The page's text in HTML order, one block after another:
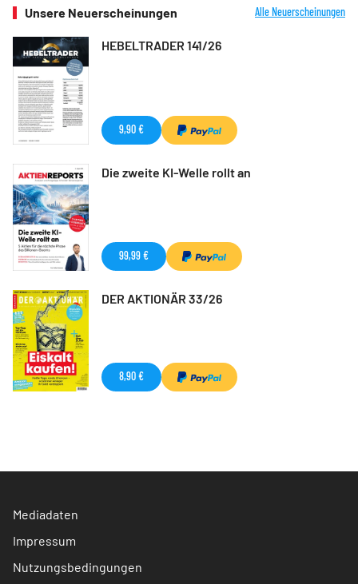
Unsere Neuerscheinungen Alle Neuerscheinungen
HEBELTRADER 141/26
9,90 €
Die zweite KI-Welle rollt an
99,99 €
DER AKTIONÄR 33/26
8,90 €
Mediadaten
Impressum
Nutzungsbedingungen